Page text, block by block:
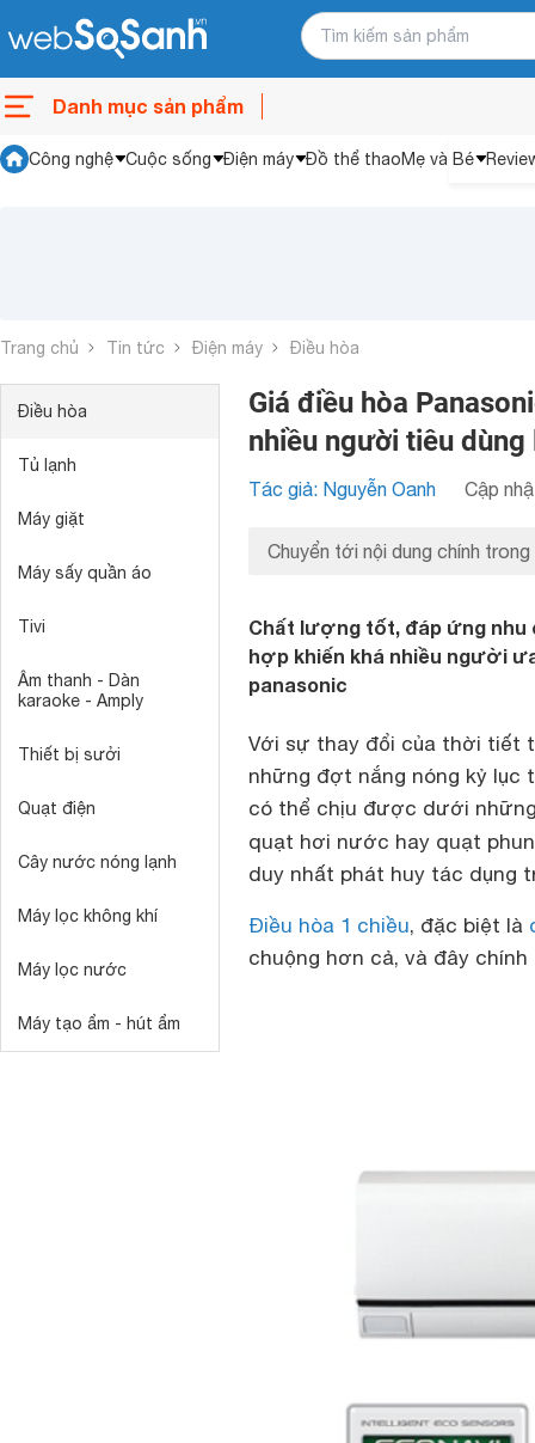
Danh mục sản phẩm
Công nghệ Cuộc sống Điện máy Đồ thể thaoMẹ và Bé
Trang chủ Tin tức Điện máy Điều hòa
Điều hòa
Tủ lạnh
Máy giặt
Máy sấy quần áo
Tivi
Âm thanh - Dàn
karaoke - Amply
Thiết bị sưởi
Quạt điện
Cây nước nóng lạnh
Máy lọc không khí
Máy lọc nước
Máy tạo ẩm - hút ẩm
Giá điều hòa
nhiều người tiêu dùng
Tác giả: Nguyễn Oanh Cập
Chuyển tới nội dung chính trong
Chất lượng tốt, đáp ứng nhu
hợp khiến khá nhiều người
panasonic
Với sự thay đổi của thời tiết
những đợt nắng nóng kỷ lục
có thể chịu được dưới
quạt hơi nước hay quạt
duy nhất phát huy tác dụng
Điều hòa 1 chiều, đặc biệt là
chuộng hơn cả, và đây chính